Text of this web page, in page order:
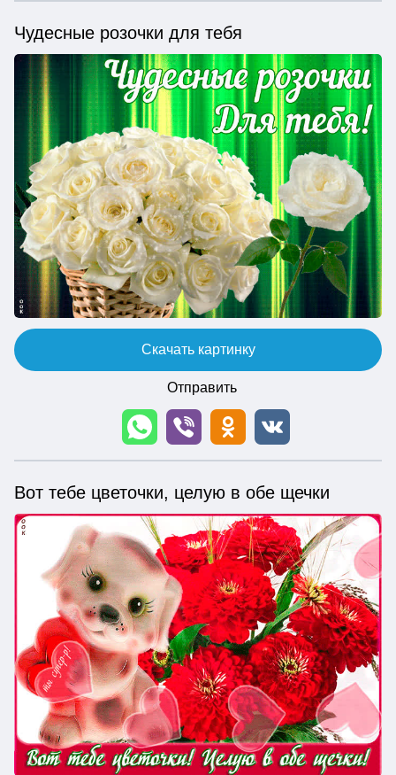
Чудесные розочки для тебя
Скачать картинку
Отправить
Вот тебе цветочки, целую в обе щечки